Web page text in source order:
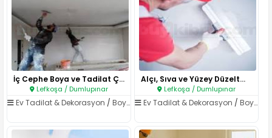
İç Cephe Boya ve Tadilat Çalış..
Lefkoşa / Dumlupınar
Ev Tadilat & Dekorasyon / Boya & Badana
Alçı, Sıva ve Yüzey Düzeltme H..
Lefkoşa / Dumlupınar
Ev Tadilat & Dekorasyon /Boya & Badana